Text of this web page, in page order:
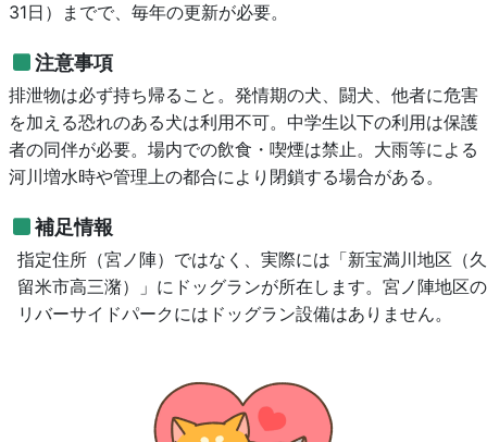
31日）までで、毎年の更新が必要。
注意事項
排泄物は必ず持ち帰ること。発情期の犬、闘犬、他者に危害
を加える恐れのある犬は利用不可。中学生以下の利用は保護
者の同伴が必要。場内での飲食・喫煙は禁止。大雨等による
河川増水時や管理上の都合により閉鎖する場合がある。
補足情報
指定住所（宮ノ陣）ではなく、実際には「新宝満川地区（久
留米市高三潴）」にドッグランが所在します。宮ノ陣地区の
リバーサイドパークにはドッグラン設備はありません。